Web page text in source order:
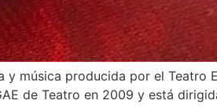
y música producida por el Teatro
de Teatro en 2009 y está